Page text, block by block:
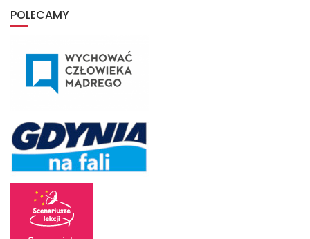
POLECAMY